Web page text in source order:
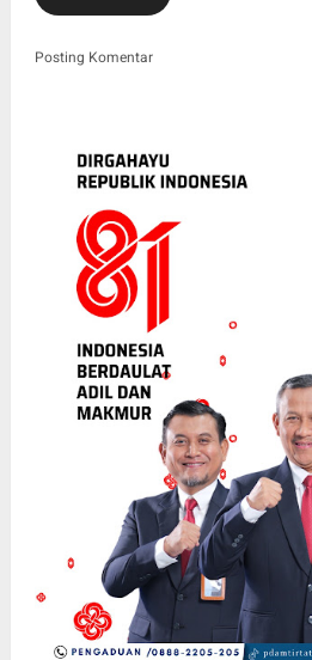
Posting Komentar